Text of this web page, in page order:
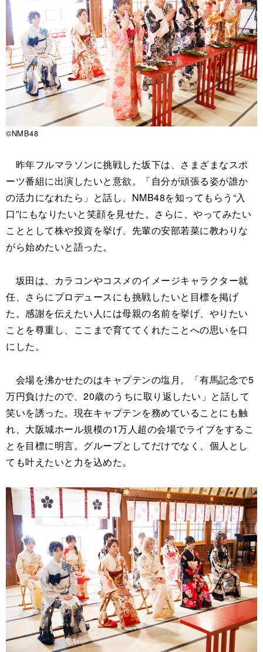
©NMB48
昨年フルマラソンに挑戦した坂下は、さまざまなスポ
ーツ番組に出演したいと意欲。「自分が頑張る姿が誰か
の活力になれたら」と話し、NMB48を知ってもらう“入
口”にもなりたいと笑顔を見せた。さらに、やってみたい
こととして株や投資を挙げ、先輩の安部若菜に教わりな
がら始めたいと語った。
坂田は、カラコンやコスメのイメージキャラクター就
任、さらにプロデュースにも挑戦したいと目標を掲げ
た。感謝を伝えたい人には母親の名前を挙げ、やりたい
ことを尊重し、ここまで育ててくれたことへの思いを口
にした。
会場を沸かせたのはキャプテンの塩月。「有馬記念で5
万円負けたので、20歳のうちに取り返したい」と話して
笑いを誘った。現在キャプテンを務めていることにも触
れ、大阪城ホール規模の1万人超の会場でライブをするこ
とを目標に明言。グループとしてだけでなく、個人とし
ても叶えたいと力を込めた。